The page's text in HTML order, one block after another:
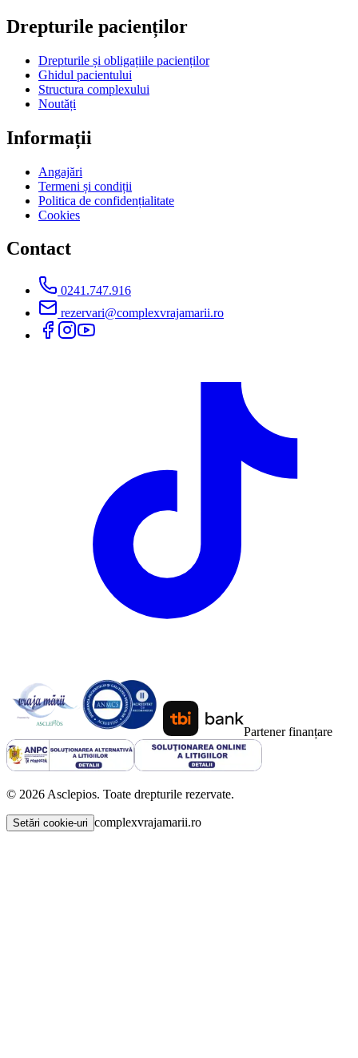
Drepturile pacienților
Drepturile și obligațiile pacienților
Ghidul pacientului
Structura complexului
Noutăți
Informații
Angajări
Termeni și condiții
Politica de confidențialitate
Cookies
Contact
0241.747.916
rezervari@complexvrajamarii.ro
Partener finanțare
© 2026 Asclepios. Toate drepturile rezervate.
Setări cookie-uri complexvrajamarii.ro